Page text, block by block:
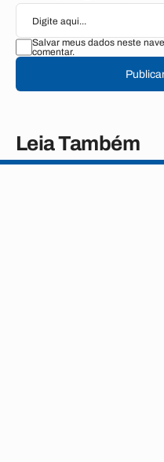
Salvar meus dados neste
comentar.
Leia Também